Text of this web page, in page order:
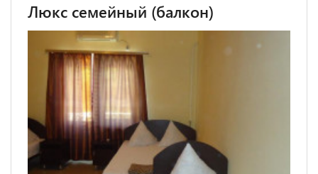
Люкс семейный (балкон)